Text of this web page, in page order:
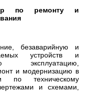
по ремонту и
безаварийную и
устройств и
эксплуатацию,
и модернизацию в
по техническому
и схемами,